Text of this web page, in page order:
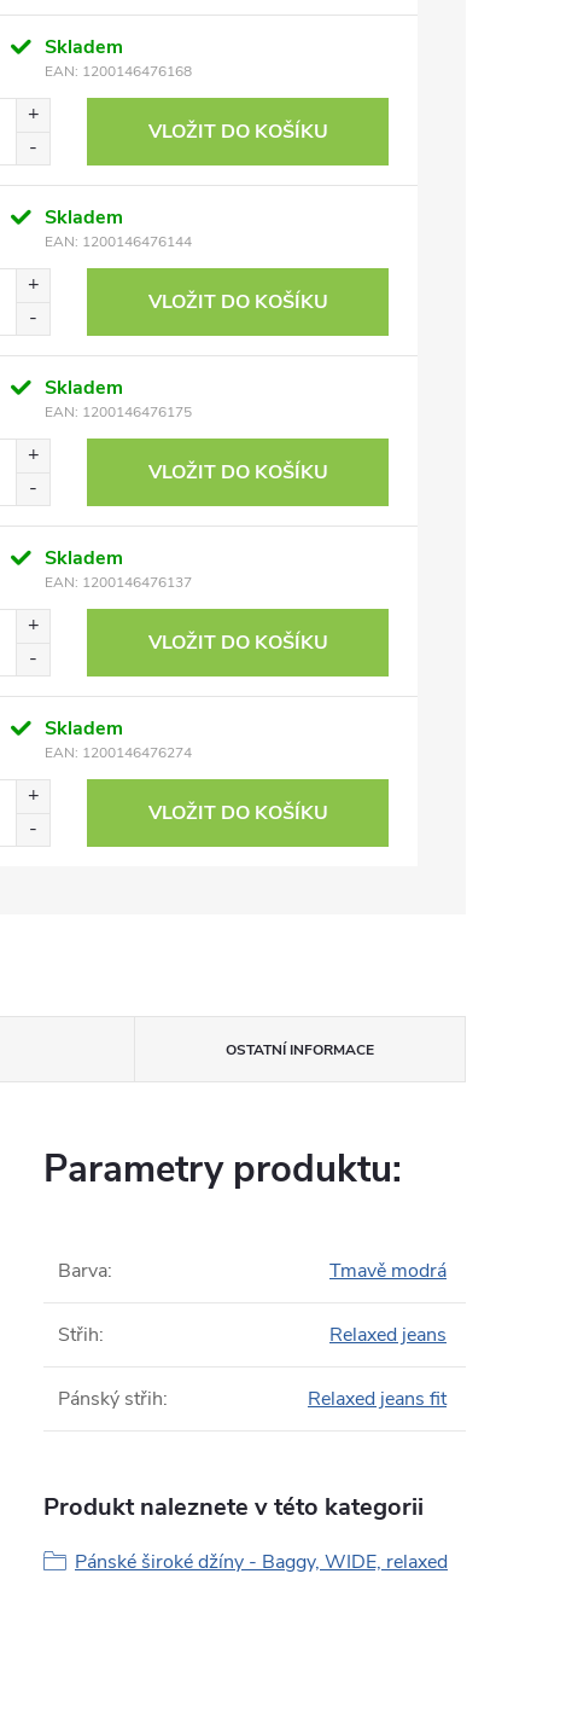
Skladem
EAN: 1200146476168
VLOŽIT DO KOŠÍKU
Skladem
EAN: 1200146476144
VLOŽIT DO KOŠÍKU
Skladem
EAN: 1200146476175
VLOŽIT DO KOŠÍKU
Skladem
EAN: 1200146476137
VLOŽIT DO KOŠÍKU
Skladem
EAN: 1200146476274
VLOŽIT DO KOŠÍKU
OSTATNÍ INFORMACE
Parametry produktu:
Barva: Tmavě modrá
Střih: Relaxed jeans
Pánský střih: Relaxed jeans fit
Produkt naleznete v této kategorii
Pánské široké džíny - Baggy, WIDE, relaxed